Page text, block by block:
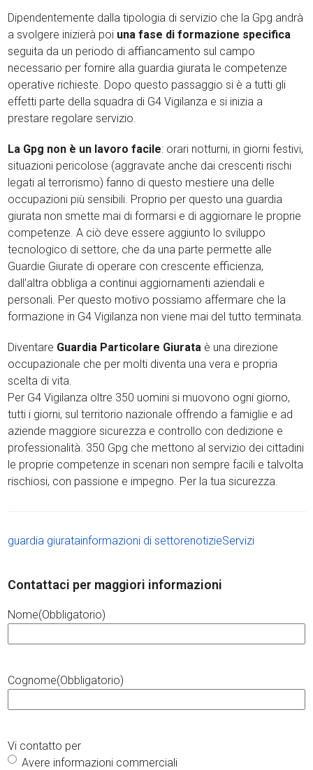
Dipendentemente dalla tipologia di servizio che la Gpg andrà
a svolgere inizierà poi una fase di formazione specifica
seguita da un periodo di affiancamento sul campo
necessario per fornire alla guardia giurata le competenze
operative richieste. Dopo questo passaggio si è a tutti gli
effetti parte della squadra di G4 Vigilanza e si inizia a
prestare regolare servizio.
La Gpg non è un lavoro facile: orari notturni, in giorni festivi,
situazioni pericolose (aggravate anche dai crescenti rischi
legati al terrorismo) fanno di questo mestiere una delle
occupazioni più sensibili. Proprio per questo una guardia
giurata non smette mai di formarsi e di aggiornare le proprie
competenze. A ciò deve essere aggiunto lo sviluppo
tecnologico di settore, che da una parte permette alle
Guardie Giurate di operare con crescente efficienza,
dall’altra obbliga a continui aggiornamenti aziendali e
personali. Per questo motivo possiamo affermare che la
formazione in G4 Vigilanza non viene mai del tutto terminata.
Diventare Guardia Particolare Giurata è una direzione
occupazionale che per molti diventa una vera e propria
scelta di vita.
Per G4 Vigilanza oltre 350 uomini si muovono ogni giorno,
tutti i giorni, sul territorio nazionale offrendo a famiglie e ad
aziende maggiore sicurezza e controllo con dedizione e
professionalità. 350 Gpg che mettono al servizio dei cittadini
le proprie competenze in scenari non sempre facili e talvolta
rischiosi, con passione e impegno. Per la tua sicurezza.
guardia giuratainformazioni di settorenotizieServizi
Contattaci per maggiori informazioni
Nome(Obbligatorio)
Cognome(Obbligatorio)
Vi contatto per
Avere informazioni commerciali